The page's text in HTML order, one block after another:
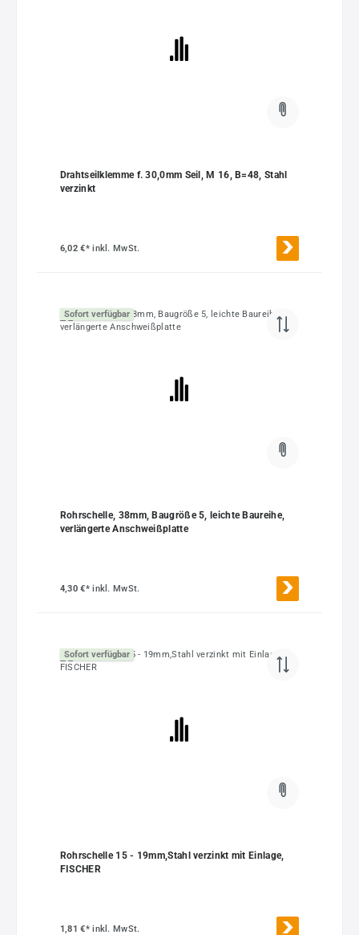
Drahtseilklemme f. 30,0mm Seil, M 16, B=48, Stahl
verzinkt
6,02 €*inkl. MwSt.
Sofort verfügbar
Rohrschelle, 38mm, Baugröße 5, leichte Baureihe,
verlängerte Anschweißplatte
4,30 €*inkl. MwSt.
Sofort verfügbar
Rohrschelle 15 - 19mm,Stahl verzinkt mit Einlage,
FISCHER
1,81 €*inkl. MwSt.